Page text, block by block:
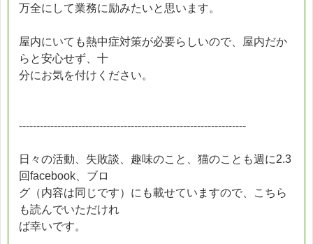
万全にして業務に励みたいと思います。
屋内にいても熱中症対策が必要らしいので、屋内だか
らと安心せず、十
分にお気を付けください。
-----------------------------------------------------------------
日々の活動、失敗談、趣味のこと、猫のことも週に2.3
回facebook、ブロ
グ（内容は同じです）にも載せていますので、こちら
も読んでいただけれ
ば幸いです。